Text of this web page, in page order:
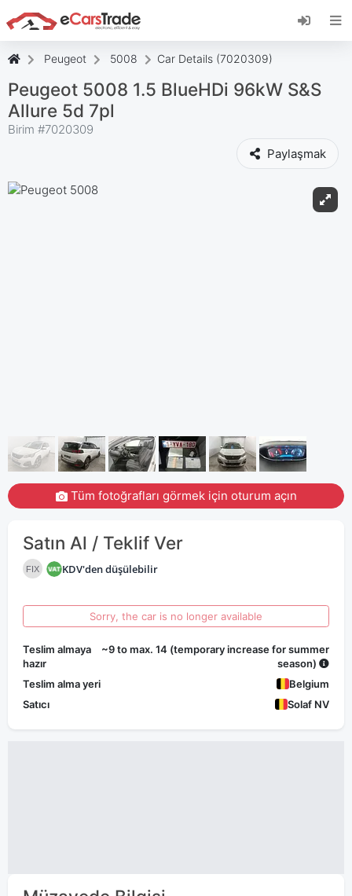
eCarsTrade web uygulamasını yükleyin, Ana
Ekranınıza ekleyin ve anında güncellemeler alın.
Düzenlemek
İptal etmek
Peugeot 5008 Car Details (7020309)
Peugeot 5008 1.5 BlueHDi 96kW S&S
Allure 5d 7pl
Birim #7020309
Paylaşmak
Tüm fotoğrafları görmek için oturum açın
Satın Al / Teklif Ver
FIX KDV'den düşülebilir
Sorry, the car is no longer available
Teslim almaya
hazır
~9 to max. 14 (temporary increase for summer
season)
Teslim alma yeri
Belgium
Satıcı
Solaf NV